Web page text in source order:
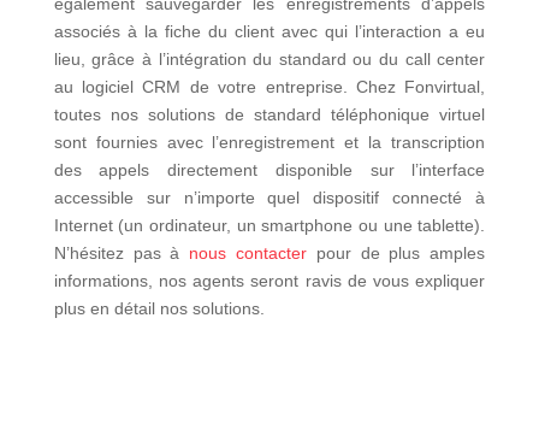
associés à la fiche du client avec qui l’interaction a eu
lieu, grâce à l’intégration du standard ou du call center
au logiciel CRM de votre entreprise. Chez Fonvirtual,
toutes nos solutions de standard téléphonique virtuel
sont fournies avec l’enregistrement et la transcription
des appels directement disponible sur l’interface
accessible sur n’importe quel dispositif connecté à
Internet (un ordinateur, un smartphone ou une tablette).
N’hésitez pas à nous contacter pour de plus amples
informations, nos agents seront ravis de vous expliquer
plus en détail nos solutions.